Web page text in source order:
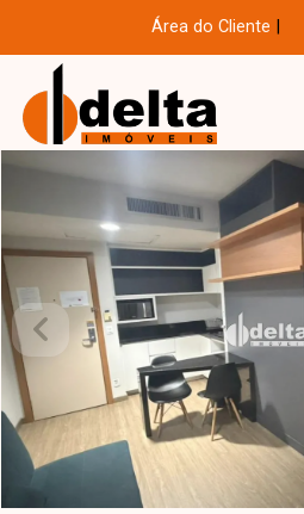
Área do Cliente